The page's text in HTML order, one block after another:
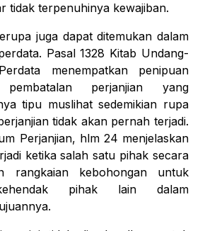
tidak terpenuhinya kewajiban.
juga dapat ditemukan dalam
Pasal 1328 Kitab Undang-
menempatkan penipuan
perjanjian yang
tipu muslihat sedemikian rupa
tidak akan pernah terjadi.
Perjanjian, hlm 24 menjelaskan
ketika salah satu pihak secara
rangkaian kebohongan untuk
pihak lain dalam